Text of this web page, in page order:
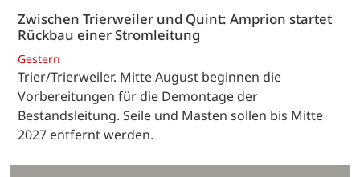
Zwischen Trierweiler und Quint: Amprion startet
Rückbau einer Stromleitung
Gestern
Trier/Trierweiler. Mitte August beginnen die
Vorbereitungen für die Demontage der
Bestandsleitung. Seile und Masten sollen bis Mitte
2027 entfernt werden.